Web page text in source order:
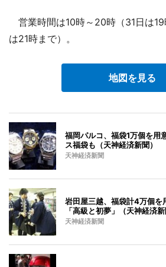
営業時間は10時～20時（31日は
は21時まで）。
地図を見る
福岡パルコ、福袋1万個を用
ス福袋も（天神経済新聞）
天神経済新聞
岩田屋三越、福袋計4万個を
「高級と初夢」（天神経済新
天神経済新聞